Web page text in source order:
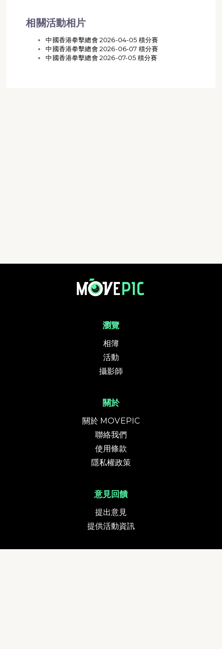
相關活動相片
中國香港拳擊總會 2026-04-05 積分賽
中國香港拳擊總會 2026-06-07 積分賽
中國香港拳擊總會 2026-07-05 積分賽
瀏覽
相簿
活動
攝影師
關於
關於 MOVEPIC
聯絡我們
使用條款
隱私權政策
意見回饋
提出意見
提供活動資訊